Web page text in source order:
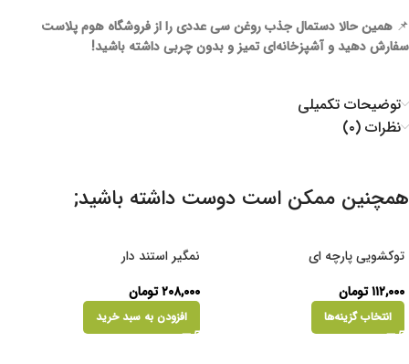
📌 همین حالا دستمال جذب روغن سی عددی را از فروشگاه هوم پلاست
سفارش دهید و آشپزخانه‌ای تمیز و بدون چربی داشته باشید!
توضیحات تکمیلی
نظرات (۰)
همچنین ممکن است دوست داشته باشید;
توکشویی پارچه ای
۱۱۲,۰۰۰تومان
انتخاب گزینه‌ها
نمگیر استند دار
۲۰۸,۰۰۰تومان
افزودن به سبد خرید